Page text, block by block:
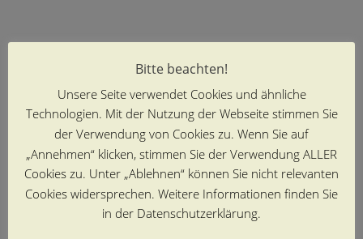
Bitte beachten!
Unsere Seite verwendet Cookies und ähnliche
Technologien. Mit der Nutzung der Webseite stimmen Sie
der Verwendung von Cookies zu. Wenn Sie auf
„Annehmen“ klicken, stimmen Sie der Verwendung ALLER
Cookies zu. Unter „Ablehnen“ können Sie nicht relevanten
Cookies widersprechen. Weitere Informationen finden Sie
in der Datenschutzerklärung.